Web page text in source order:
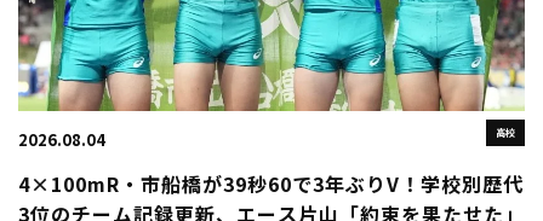
高校
2026.08.04
4×100mR・市船橋が39秒60で3年ぶりV！学校別歴代
3位のチーム記録更新、エース片山「約束を果たせた」